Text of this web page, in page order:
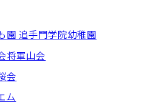
園 追手門学院幼稚園
将軍山会
会
ム